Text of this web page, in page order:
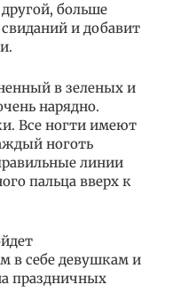
больше
и добавит
в зеленых и
нарядно.
Все ногти имеют
ноготь
линии
пальца вверх к
в себе девушкам и
праздничных